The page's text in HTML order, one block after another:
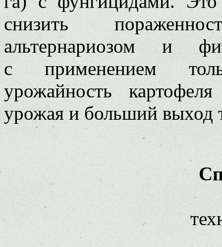
снизить
альтернариозом и
с применением
урожайность
урожая и больший выход